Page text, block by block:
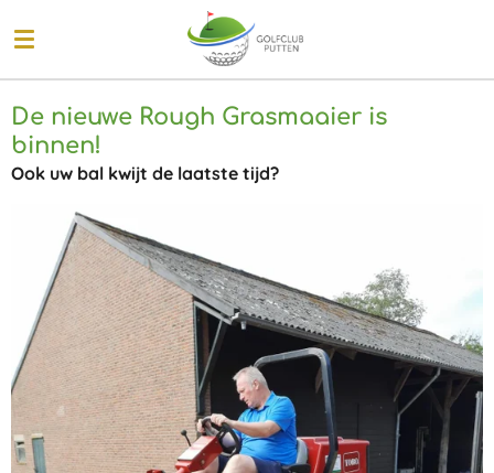
direct
naar
de
hoofdinhoud
De nieuwe Rough Grasmaaier is
binnen!
Ook uw bal kwijt de laatste tijd?